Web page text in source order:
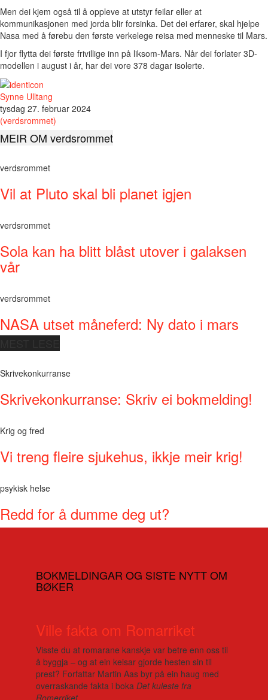
Men dei kjem også til å oppleve at utstyr feilar eller at
kommunikasjonen med jorda blir forsinka. Det dei erfarer, skal hjelpe
Nasa med å førebu den første verkelege reisa med menneske til Mars.
I fjor flytta dei første frivillige inn på liksom-Mars. Når dei forlater 3D-
modellen i august i år, har dei vore 378 dagar isolerte.
Synne Ulltang
tysdag 27. februar 2024
(verdsrommet)
MEIR OM verdsrommet
verdsrommet
Vil at Pluto skal bli planet igjen
verdsrommet
Sola kan ha blitt blåst utover i galaksen
vår
verdsrommet
NASA utset måneferd: Ny dato i mars
Skrivekonkurranse
Skrivekonkurranse: Skriv ei bokmelding!
Krig og fred
Vi treng fleire sjukehus, ikkje meir krig!
psykisk helse
Redd for å dumme deg ut?
BOKMELDINGAR OG SISTE NYTT OM
BØKER
Ville fakta om Romarriket
Visste du at romarane kanskje var betre enn oss til
å byggja – og at ein keisar gjorde hesten sin til
prest? Forfattar Martin Aas byr på ein haug med
overraskande fakta i boka Det kuleste fra
Romerriket.